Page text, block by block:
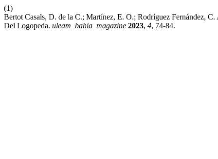
(1)
Bertot Casals, D. de la C.; Martínez, E. O.; Rodríguez Fernández,
Del Logopeda. uleam_bahia_magazine 2023, 4, 74-84.